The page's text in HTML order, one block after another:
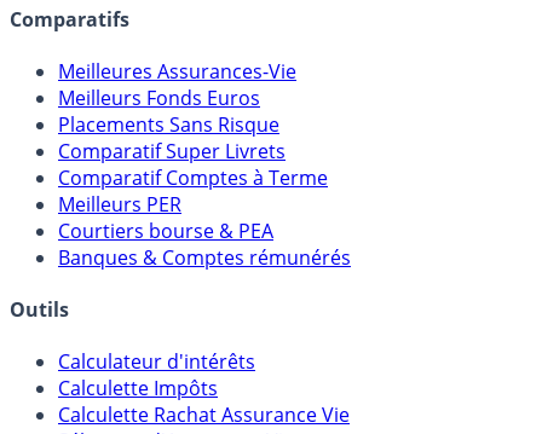
assureurs, sociétés de gestion, CGP, etc.
Comparatifs
Meilleures Assurances-Vie
Meilleurs Fonds Euros
Placements Sans Risque
Comparatif Super Livrets
Comparatif Comptes à Terme
Meilleurs PER
Banques & Comptes rémunérés
Outils
Calculateur d'intérêts